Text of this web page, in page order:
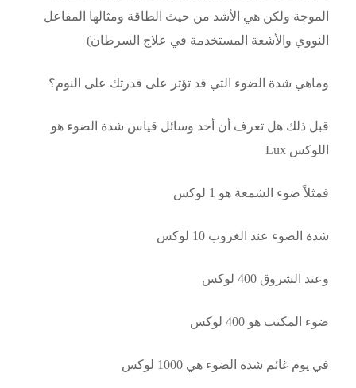
الموجة ولكن هي الأشد من حيث الطاقة ومثالها المفاعل
النووي والأشعة المستخدمة في علاج السرطان)
وماهي شدة الضوء التي قد تؤثر على قدرتك على النوم؟
قبل ذلك هل تعرف أن أحد وسائل قياس شدة الضوء هو
اللوكس Lux
فمثلاً ضوء الشمعة هو 1 لوكس
شدة الضوء عند الغروب 10 لوكس
وعند الشروق 400 لوكس
ضوء المكتب هو 400 لوكس
في يوم غائم شدة الضوء هي 1000 لوكس